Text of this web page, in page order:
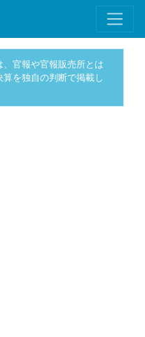
、官報や官報販売所とは
を独自の判断で掲載し